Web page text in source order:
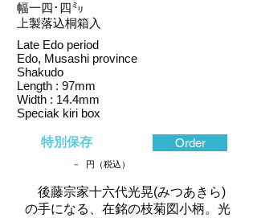
幅一四･四㍉
上製落込桐箱入
Late Edo period
Edo, Musashi province
Shakudo
Length : 97mm
Width : 14.4mm
Speciak kiri box
特別保存
- 円（税込）
Order
後藤宗家十六代光晃(みつあきら)
の手になる、在銘の枝菊図小柄。光